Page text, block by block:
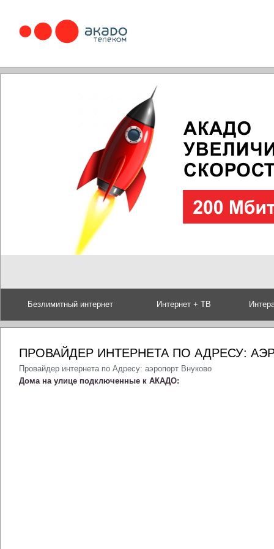
Безлимитный интернет Интернет + ТВ
ПРОВАЙДЕР ИНТЕРНЕТА ПО АДРЕСУ:
Провайдер интернета по Адресу: аэропорт Внуково
Дома на улице подключенные к АКАДО: